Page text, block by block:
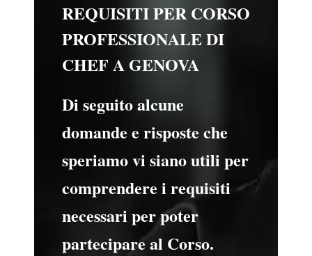
REQUISITI PER CORSO
PROFESSIONALE DI
CHEF A GENOVA
Di seguito alcune
domande e risposte che
speriamo vi siano utili per
comprendere i requisiti
necessari per poter
partecipare al Corso.